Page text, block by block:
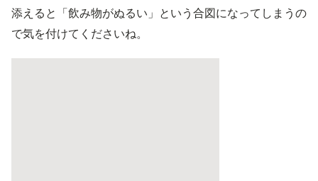
添えると「飲み物がぬるい」という合図になってしまうの
で気を付けてくださいね。